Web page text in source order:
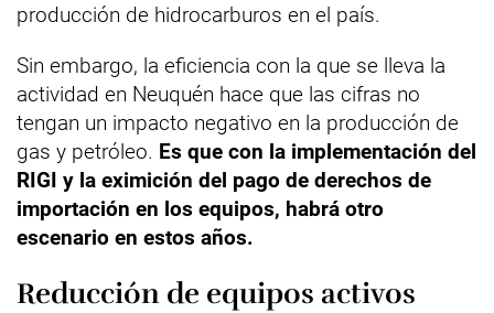
producción de hidrocarburos en el país.
Sin embargo, la eficiencia con la que se lleva la
actividad en Neuquén hace que las cifras no
tengan un impacto negativo en la producción de
gas y petróleo. Es que con la implementación del
RIGI y la eximición del pago de derechos de
importación en los equipos, habrá otro
escenario en estos años.
Reducción de equipos activos